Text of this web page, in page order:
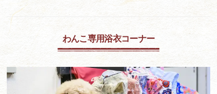
わんこ専用浴衣コーナー